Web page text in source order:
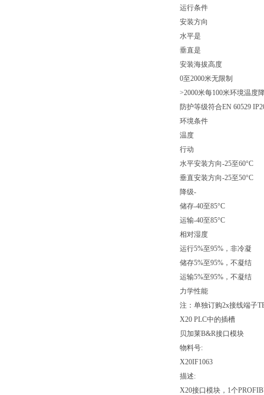
运行条件
安装方向
水平是
垂直是
安装海拔高度
0至2000米无限制
>2000米每100米环境温度
防护等级符合EN 60529
环境条件
温度
行动
水平安装方向-25至60°C
垂直安装方向-25至50°C
降级-
储存-40至85°C
运输-40至85°C
相对湿度
运行5%至95%，非冷凝
储存5%至95%，不凝结
运输5%至95%，不凝结
力学性能
注：单独订购2x接线端子
X20 PLC中的插槽
贝加莱B&R接口模块
物料号:
X20IF1063
描述:
X20接口模块，1个